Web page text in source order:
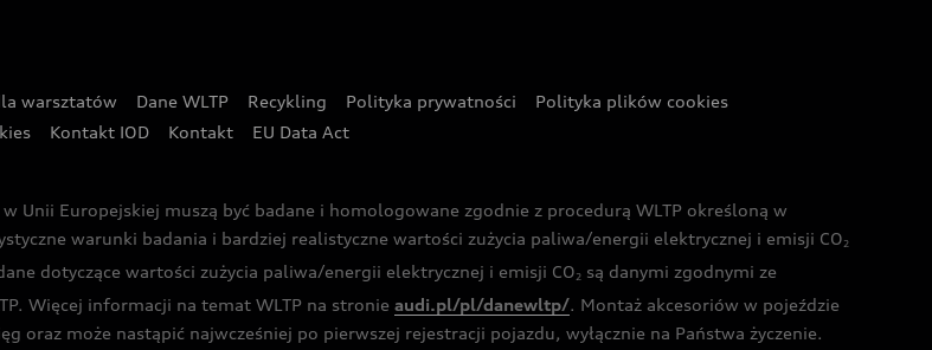
warsztatów Dane WLTP Recykling Polityka prywatności
Polityka plików cookies
Kontakt IOD Kontakt EU Data Act
Unii Europejskiej muszą być badane i homologowane zgodnie z procedurą WLTP określoną w
warunki badania i bardziej realistyczne wartości zużycia paliwa/energii elektrycznej i emisji CO2
dotyczące wartości zużycia paliwa/energii elektrycznej i emisji CO2 są danymi zgodnymi ze
Więcej informacji na temat WLTP na stronie audi.pl/pl/danewltp/. Montaż akcesoriów w pojeździe
oraz może nastąpić najwcześniej po pierwszej rejestracji pojazdu, wyłącznie na Państwa życzenie.